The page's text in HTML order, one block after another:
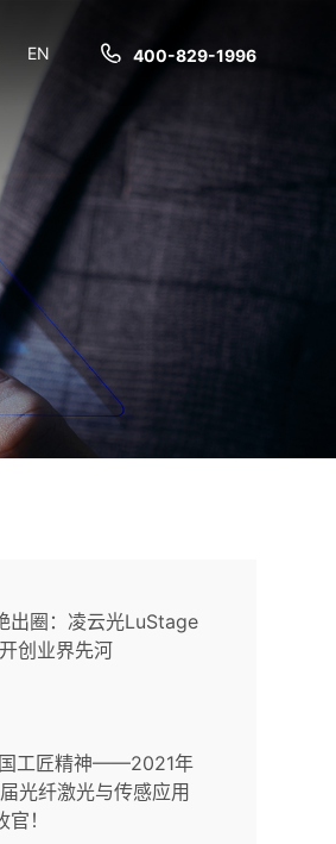
400-829-1996
EN
出圈：凌云光LuStage
创业界先河
工匠精神——2021年
光纤激光与传感应用
！